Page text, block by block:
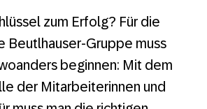
zum Erfolg? Für die
Beutlhauser-Gruppe muss
beginnen: Mit dem
der Mitarbeiterinnen und